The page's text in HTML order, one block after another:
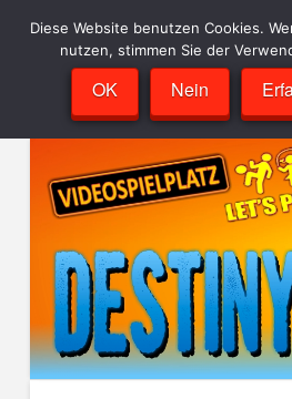
Diese Website benutzen Cookies.
nutzen, stimmen Sie der
OK Nein